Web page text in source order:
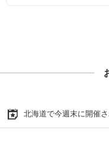
北海道で今週末に開催